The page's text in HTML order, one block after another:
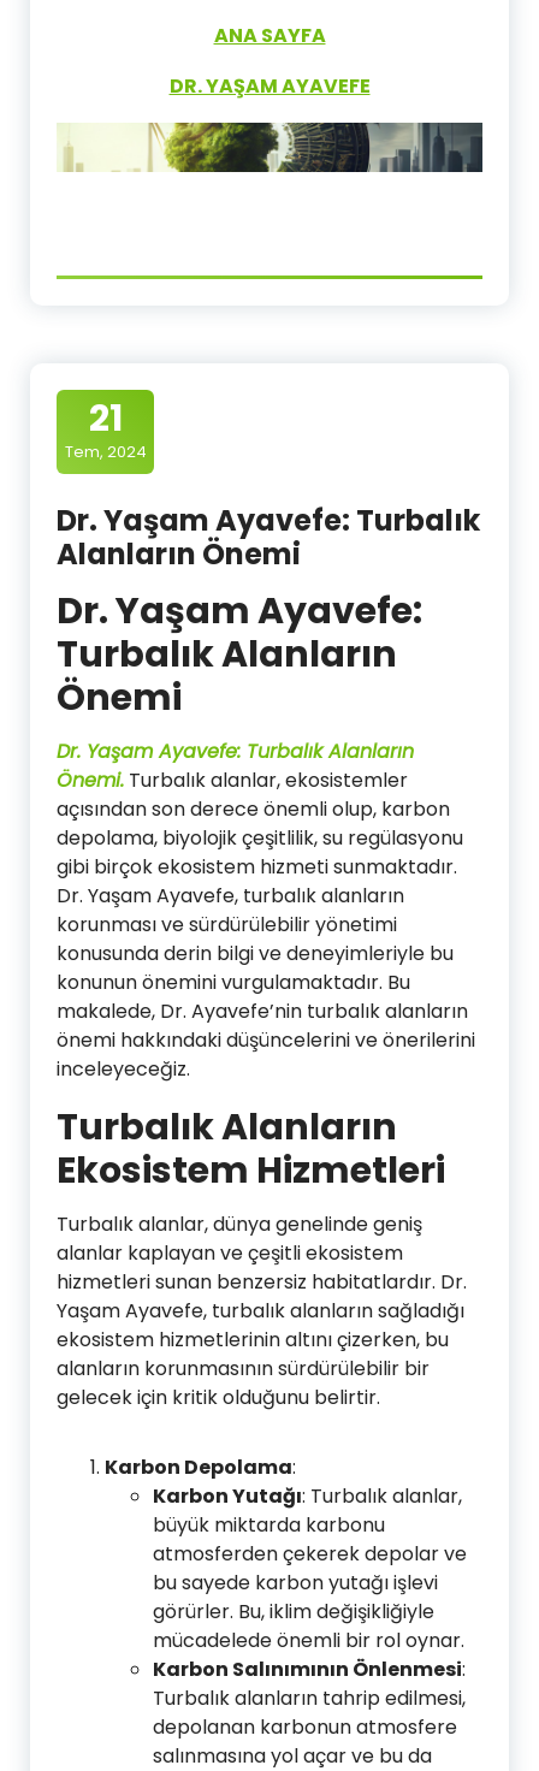
ANA SAYFA
DR. YAŞAM AYAVEFE
21
Tem, 2024
Dr. Yaşam Ayavefe: Turbalık
Alanların Önemi
Dr. Yaşam Ayavefe:
Turbalık Alanların
Önemi
Dr. Yaşam Ayavefe: Turbalık Alanların
Önemi. Turbalık alanlar, ekosistemler
açısından son derece önemli olup, karbon
depolama, biyolojik çeşitlilik, su regülasyonu
gibi birçok ekosistem hizmeti sunmaktadır.
Dr. Yaşam Ayavefe, turbalık alanların
korunması ve sürdürülebilir yönetimi
konusunda derin bilgi ve deneyimleriyle bu
konunun önemini vurgulamaktadır. Bu
makalede, Dr. Ayavefe’nin turbalık alanların
önemi hakkındaki düşüncelerini ve önerilerini
inceleyeceğiz.
Turbalık Alanların
Ekosistem Hizmetleri
Turbalık alanlar, dünya genelinde geniş
alanlar kaplayan ve çeşitli ekosistem
hizmetleri sunan benzersiz habitatlardır. Dr.
Yaşam Ayavefe, turbalık alanların sağladığı
ekosistem hizmetlerinin altını çizerken, bu
alanların korunmasının sürdürülebilir bir
gelecek için kritik olduğunu belirtir.
Karbon Depolama:
Karbon Yutağı: Turbalık alanlar,
büyük miktarda karbonu
atmosferden çekerek depolar ve
bu sayede karbon yutağı işlevi
görürler. Bu, iklim değişikliğiyle
mücadelede önemli bir rol oynar.
Karbon Salınımının Önlenmesi:
Turbalık alanların tahrip edilmesi,
depolanan karbonun atmosfere
salınmasına yol açar ve bu da